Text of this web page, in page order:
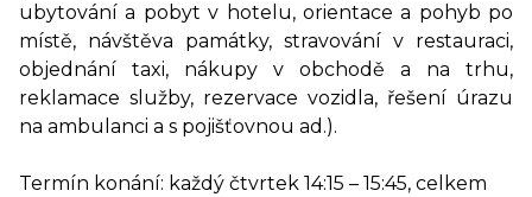
ubytování a pobyt v hotelu, orientace a pohyb po
místě, návštěva památky, stravování v restauraci,
objednání taxi, nákupy v obchodě a na trhu,
reklamace služby, rezervace vozidla, řešení úrazu
na ambulanci a s pojišťovnou ad.).
Termín konání: každý čtvrtek 14:15 – 15:45, celkem